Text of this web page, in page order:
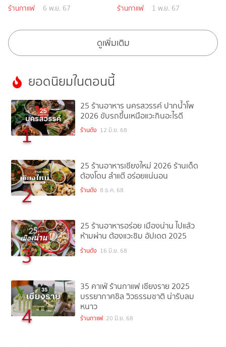
ร้านกาแฟ 6 พ.ย. 67 ร้านกาแฟ 1 พ.ย. 67
ดูเพิ่มเติม
ยอดนิยมในตอนนี้
1
25 ร้านอาหาร นครสวรรค์ ปากน้ำโพ
2026 ขับรถขึ้นเหนือแวะกินอะไรดี
ร้านดัง 12 มิ.ย. 68
2
25 ร้านอาหารเชียงใหม่ 2026 ร้านเด็ด
ต้องโดน ลำแต๊ อร่อยแน่นอน
ร้านดัง 8 ธ.ค. 68
3
25 ร้านอาหารอร่อย เมืองน่าน ไปแล้ว
ห้ามผ่าน ต้องแวะชิม อัปเดต 2025
ร้านดัง 16 มิ.ย. 68
4
35 คาเฟ่ ร้านกาแฟ เชียงราย 2025
บรรยากาศชิล วิวธรรมชาติ น่ารับลม
หนาว
ร้านกาแฟ 20 มิ.ย. 68